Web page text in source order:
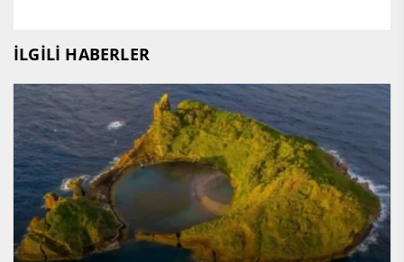
İLGİLİ HABERLER